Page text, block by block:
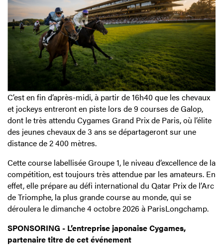
C’est en fin d’après-midi, à partir de 16h40 que les chevaux
et jockeys entreront en piste lors de 9 courses de Galop,
dont le très attendu Cygames Grand Prix de Paris, où l’élite
des jeunes chevaux de 3 ans se départageront sur une
distance de 2 400 mètres.
Cette course labellisée Groupe 1, le niveau d’excellence de la
compétition, est toujours très attendue par les amateurs. En
effet, elle prépare au défi international du Qatar Prix de l’Arc
de Triomphe, la plus grande course au monde, qui se
déroulera le dimanche 4 octobre 2026 à ParisLongchamp.
SPONSORING - L’entreprise japonaise Cygames,
partenaire titre de cet événement